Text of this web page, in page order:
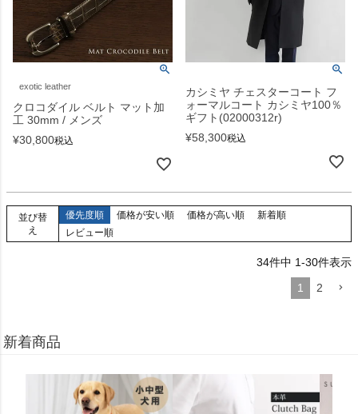
exotic leather
クロコダイル ベルト マット加
工 30mm / メンズ
¥30,800税込
カシミヤ チェスターコート フ
ォーマルコート カシミヤ100％
ギフト(02000312r)
¥58,300税込
並び替
え
優先度順 価格が安い順 価格が高い順
新着順
レビュー順
34件中 1-30件表示
1
2
新着商品